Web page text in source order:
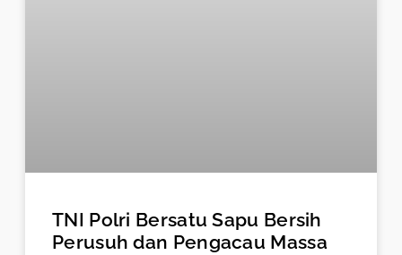
TNI Polri Bersatu Sapu Bersih
Perusuh dan Pengacau Massa